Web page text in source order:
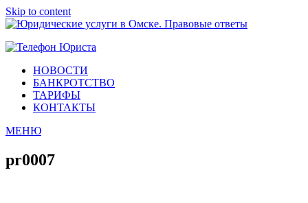
Skip to content
Юридические услуги в Омске. Правовые ответы
НОВОСТИ
БАНКРОТСТВО
ТАРИФЫ
КОНТАКТЫ
МЕНЮ
pr0007